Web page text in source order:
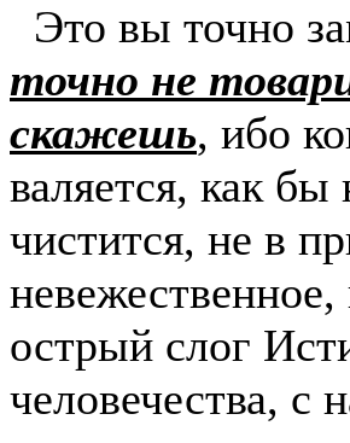
Это вы точно
точно не
скажешь, ибо
валяется, как
чистится, не в
острый слог
человечества, с